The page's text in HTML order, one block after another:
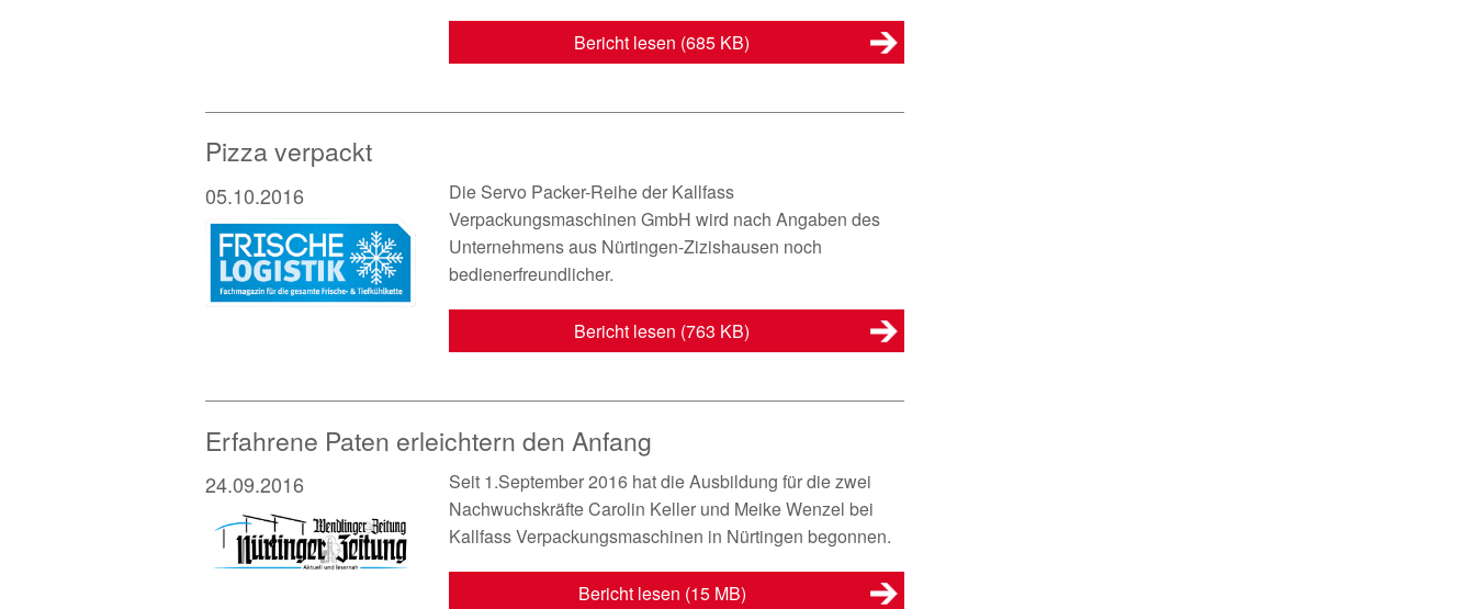
Bericht lesen (685 KB)
Pizza verpackt
05.10.2016
Die Servo Packer-Reihe der Kallfass
Verpackungsmaschinen GmbH wird nach Angaben des
Unternehmens aus Nürtingen-Zizishausen noch
bedienerfreundlicher.
Bericht lesen (763 KB)
Erfahrene Paten erleichtern den Anfang
24.09.2016
Seit 1.September 2016 hat die Ausbildung für die zwei
Nachwuchskräfte Carolin Keller und Meike Wenzel bei
Kallfass Verpackungsmaschinen in Nürtingen begonnen.
Bericht lesen (15 MB)